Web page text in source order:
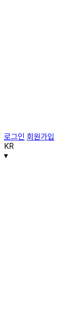
로그인 회원가입
KR
▾